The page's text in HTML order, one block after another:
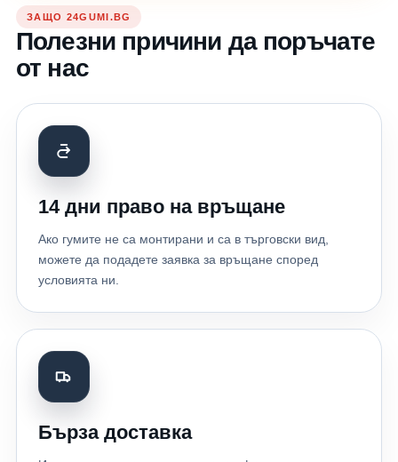
ЗАЩО 24GUMI.BG
Полезни причини да поръчате
от нас
14 дни право на връщане
Ако гумите не са монтирани и са в търговски вид,
можете да подадете заявка за връщане според
условията ни.
Бърза доставка